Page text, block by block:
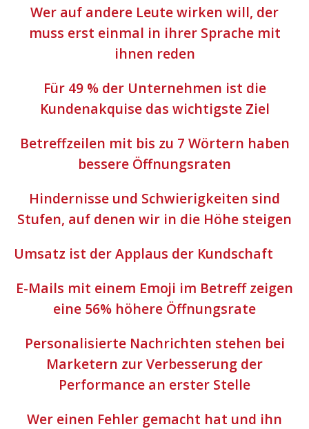
Wer auf andere Leute wirken will, der
muss erst einmal in ihrer Sprache mit
ihnen reden
Für 49 % der Unternehmen ist die
Kundenakquise das wichtigste Ziel
Betreffzeilen mit bis zu 7 Wörtern haben
bessere Öffnungsraten
Hindernisse und Schwierigkeiten sind
Stufen, auf denen wir in die Höhe steigen
Umsatz ist der Applaus der Kundschaft
E-Mails mit einem Emoji im Betreff zeigen
eine 56% höhere Öffnungsrate
Personalisierte Nachrichten stehen bei
Marketern zur Verbesserung der
Performance an erster Stelle
Wer einen Fehler gemacht hat und ihn